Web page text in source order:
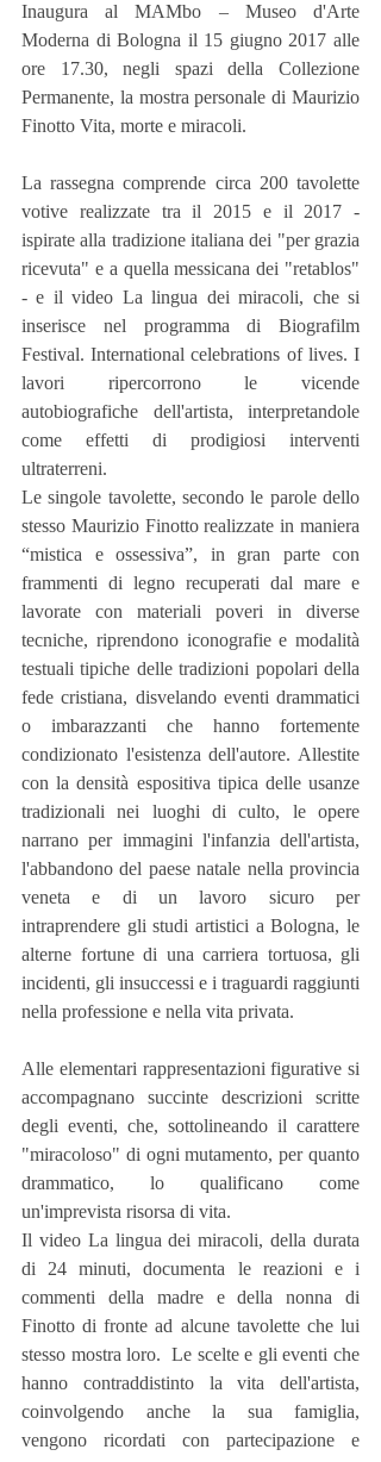
Inaugura al MAMbo – Museo d'Arte
Moderna di Bologna il 15 giugno 2017 alle
ore 17.30, negli spazi della Collezione
Permanente, la mostra personale di Maurizio
Finotto Vita, morte e miracoli.
La rassegna comprende circa 200 tavolette
votive realizzate tra il 2015 e il 2017 -
ispirate alla tradizione italiana dei "per grazia
ricevuta" e a quella messicana dei "retablos"
- e il video La lingua dei miracoli, che si
inserisce nel programma di Biografilm
Festival. International celebrations of lives. I
lavori ripercorrono le vicende
autobiografiche dell'artista, interpretandole
come effetti di prodigiosi interventi
ultraterreni.
Le singole tavolette, secondo le parole dello
stesso Maurizio Finotto realizzate in maniera
“mistica e ossessiva”, in gran parte con
frammenti di legno recuperati dal mare e
lavorate con materiali poveri in diverse
tecniche, riprendono iconografie e modalità
testuali tipiche delle tradizioni popolari della
fede cristiana, disvelando eventi drammatici
o imbarazzanti che hanno fortemente
condizionato l'esistenza dell'autore. Allestite
con la densità espositiva tipica delle usanze
tradizionali nei luoghi di culto, le opere
narrano per immagini l'infanzia dell'artista,
l'abbandono del paese natale nella provincia
veneta e di un lavoro sicuro per
intraprendere gli studi artistici a Bologna, le
alterne fortune di una carriera tortuosa, gli
incidenti, gli insuccessi e i traguardi raggiunti
nella professione e nella vita privata.
Alle elementari rappresentazioni figurative si
accompagnano succinte descrizioni scritte
degli eventi, che, sottolineando il carattere
"miracoloso" di ogni mutamento, per quanto
drammatico, lo qualificano come
un'imprevista risorsa di vita.
Il video La lingua dei miracoli, della durata
di 24 minuti, documenta le reazioni e i
commenti della madre e della nonna di
Finotto di fronte ad alcune tavolette che lui
stesso mostra loro.  Le scelte e gli eventi che
hanno contraddistinto la vita dell'artista,
coinvolgendo anche la sua famiglia,
vengono ricordati con partecipazione e